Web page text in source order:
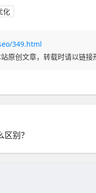
化
349.html
原创文章，转载时请以链接
别？